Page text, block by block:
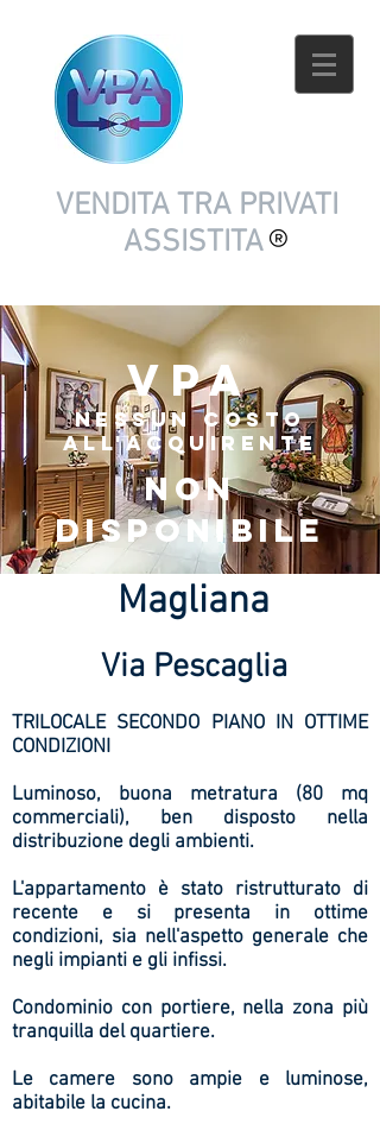
VENDITA TRA PRIVATI
ASSISTITA
VPA
nessun costo
all'acquirente
NON
DISPONIBILE
Magliana
Via Pescaglia
TRILOCALE SECONDO PIANO IN OTTIME
CONDIZIONI
Luminoso, buona metratura (80 mq
commerciali), ben disposto nella
distribuzione degli ambienti.
L'appartamento è stato ristrutturato di
recente e si presenta in ottime
condizioni, sia nell'aspetto generale che
negli impianti e gli infissi.
Condominio con portiere, nella zona più
tranquilla del quartiere.
Le camere sono ampie e luminose,
abitabile la cucina.